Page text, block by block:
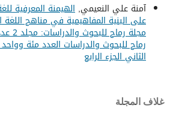
آمنة علي النعيمي, الهيمنة المعرفية
على البنية المفاهيمية في مناهج اللغة
رماح للبحوث والدراسات العدد مئة
الثاني الجزء الرابع
غلاف المجلة